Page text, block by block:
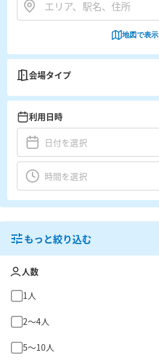
地図で表示
会場タイプ
利用日時
もっと絞り込む
人数
1人
2〜4人
5〜10人